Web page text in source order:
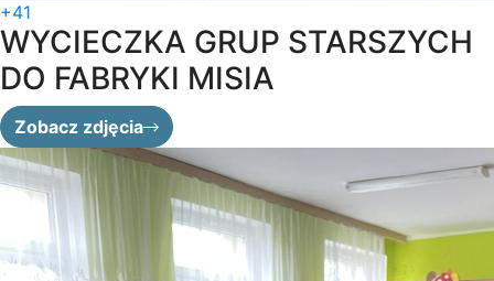
+41
WYCIECZKA GRUP STARSZYCH
DO FABRYKI MISIA
Zobacz zdjęcia